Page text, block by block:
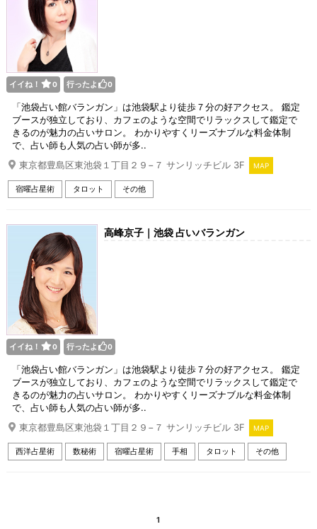
イイね！ 0 行ったよ 0
「池袋占い館バランガン」は池袋駅より徒歩７分の好アクセス。 鑑定
ブースが独立しており、カフェのような空間でリラックスして鑑定で
きるのが魅力の占いサロン。 わかりやすくリーズナブルな料金体制
で、占い師も人気の占い師が多..
東京都豊島区東池袋１丁目２９−７ サンリッチビル 3F
MAP
宿曜占星術 タロット その他
高峰京子｜池袋 占いバランガン
イイね！ 0 行ったよ 0
「池袋占い館バランガン」は池袋駅より徒歩７分の好アクセス。 鑑定
ブースが独立しており、カフェのような空間でリラックスして鑑定で
きるのが魅力の占いサロン。 わかりやすくリーズナブルな料金体制
で、占い師も人気の占い師が多..
東京都豊島区東池袋１丁目２９−７ サンリッチビル 3F
MAP
西洋占星術 数秘術 宿曜占星術 手相 タロット その他
1